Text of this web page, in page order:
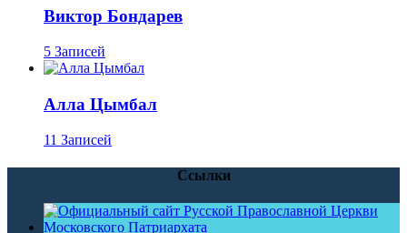
Виктор Бондарев
5 Записей
Алла Цымбал
11 Записей
Ссылки